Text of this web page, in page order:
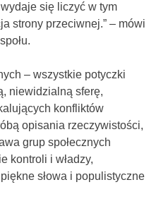
się liczyć w tym
strony przeciwnej.” – mówi
– wszystkie potyczki
niewidzialną sferę,
konfliktów
opisania rzeczywistości,
grup społecznych
kontroli i władzy,
słowa i populistyczne